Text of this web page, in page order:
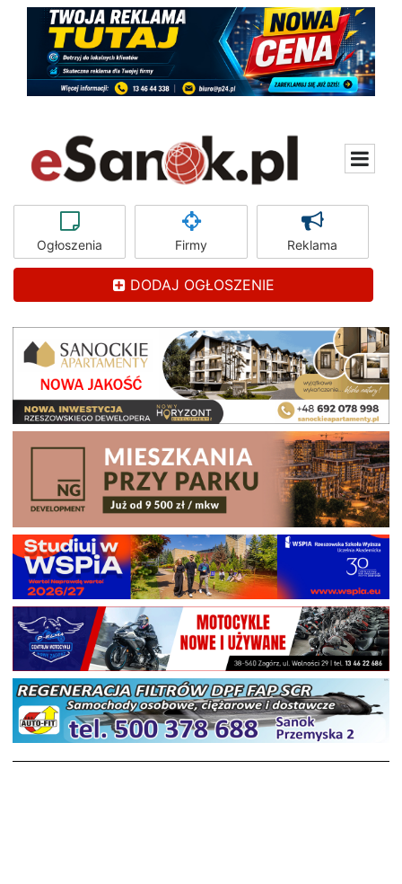
Ogłoszenia Firmy Reklama
DODAJ OGŁOSZENIE